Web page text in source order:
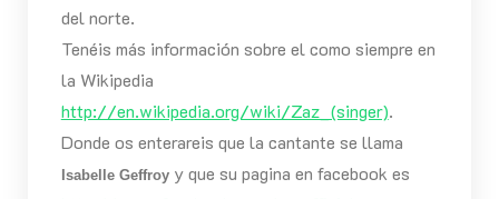
del norte.
Tenéis más información sobre el como siempre en
la Wikipedia
http://en.wikipedia.org/wiki/Zaz_(singer).
Donde os enterareis que la cantante se llama
Isabelle Geffroy y que su pagina en facebook es